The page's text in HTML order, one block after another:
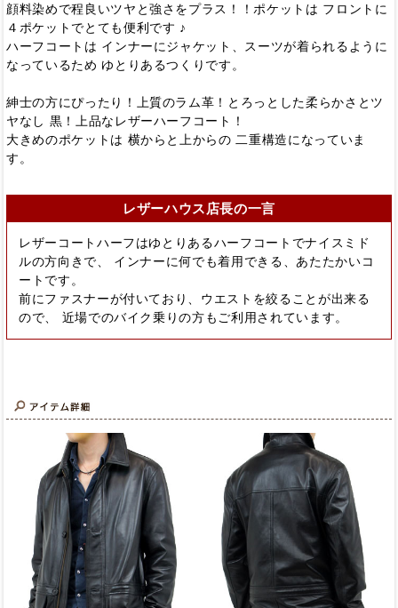
顔料染めで程良いツヤと強さをプラス！！ポケットは フロントに
４ポケットでとても便利です ♪
ハーフコートは インナーにジャケット、スーツが着られるように
なっているため ゆとりあるつくりです。
紳士の方にぴったり！上質のラム革！とろっとした柔らかさとツ
ヤなし 黒！上品なレザーハーフコート！
大きめのポケットは 横からと上からの 二重構造になっていま
す。
レザーハウス店長の一言
レザーコートハーフはゆとりあるハーフコートでナイスミド
ルの方向きで、 インナーに何でも着用できる、あたたかいコ
ートです。
前にファスナーが付いており、ウエストを絞ることが出来る
ので、 近場でのバイク乗りの方もご利用されています。